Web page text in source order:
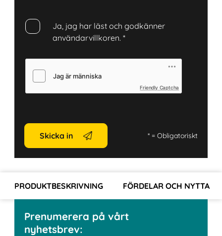
Ja, jag har läst och godkänner
användarvillkoren.*
Friendly Captcha
Skicka in *= Obligatoriskt
PRODUKTBESKRIVNING FÖRDELAR OCH NYTTA
Prenumerera på vårt
nyhetsbrev: